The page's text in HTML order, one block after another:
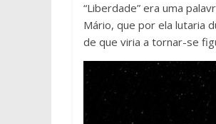
“Liberdade” era uma
Mário, que por ela lutaria
de que viria a tornar-se